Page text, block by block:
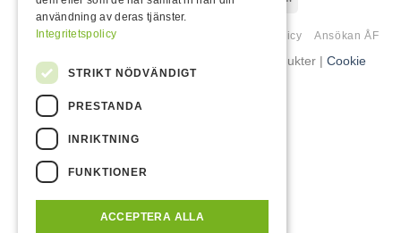
Kundervice Om Oss Köpvillkor & Integritetspolicy Ansökan ÅF
Copyright 2026 © Rojo - Hem och fritidsprodukter | Cookie
Inställningar
användning av deras tjänster.
Integritetspolicy
STRIKT NÖDVÄNDIGT
PRESTANDA
INRIKTNING
FUNKTIONER
ACCEPTERA ALLA